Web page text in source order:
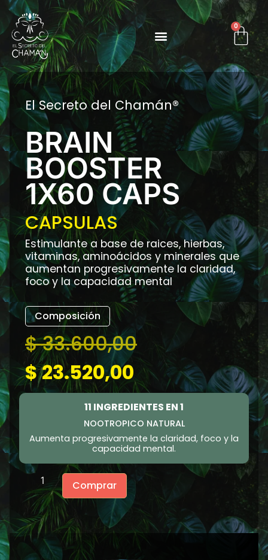
0
El Secreto del Chamán®
BRAIN
BOOSTER
1X60 CAPS
CAPSULAS
Estimulante a base de raices, hierbas,
vitaminas, aminoácidos y minerales que
aumentan progresivamente la claridad,
foco y la capacidad mental
Composición
$33.600,00
$23.520,00
11 INGREDIENTES EN 1
NOOTROPICO NATURAL
Aumenta progresivamente la claridad, foco y la
capacidad mental.
Comprar